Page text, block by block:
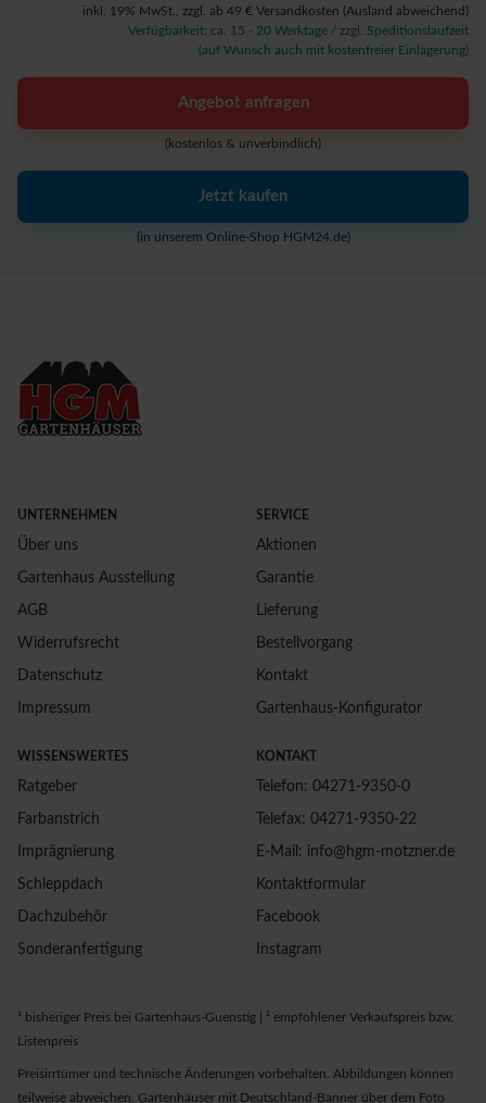
inkl. 19% MwSt., zzgl. ab 49 € Versandkosten (Ausland abweichend)
Verfügbarkeit: ca. 15 - 20 Werktage / zzgl. Speditionslaufzeit
(auf Wunsch auch mit kostenfreier Einlagerung)
Angebot anfragen
(kostenlos & unverbindlich)
Jetzt kaufen
(in unserem Online-Shop HGM24.de)
UNTERNEHMEN
Über uns
Gartenhaus Ausstellung
AGB
Widerrufsrecht
Datenschutz
Impressum
SERVICE
Aktionen
Garantie
Lieferung
Bestellvorgang
Kontakt
Gartenhaus-Konfigurator
WISSENSWERTES
Ratgeber
Farbanstrich
Imprägnierung
Schleppdach
Dachzubehör
Sonderanfertigung
KONTAKT
Telefon: 04271-9350-0
Telefax: 04271-9350-22
E-Mail: info@hgm-motzner.de
Kontaktformular
Facebook
Instagram
¹ bisheriger Preis bei Gartenhaus-Guenstig | ² empfohlener Verkaufspreis bzw.
Listenpreis
Preisirrtümer und technische Änderungen vorbehalten. Abbildungen können
teilweise abweichen. Gartenhäuser mit Deutschland-Banner über dem Foto